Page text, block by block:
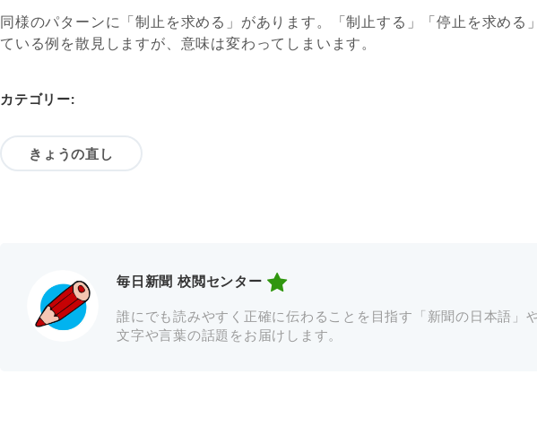
同様のパターンに「制止を求める」があります。「制止する」「停止を求める
ている例を散見しますが、意味は変わってしまいます。
カテゴリー:
きょうの直し
毎日新聞 校閲センター
誰にでも読みやすく正確に伝わることを目指す「新聞の日本語」
文字や言葉の話題をお届けします。